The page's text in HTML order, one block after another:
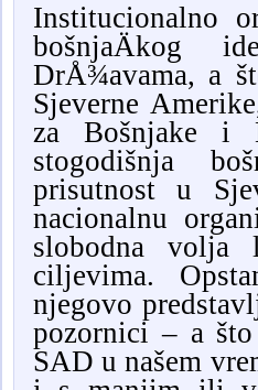
Institucionalno
bošnjaÄkog
DrÅ¾avama, a
Sjeverne
za Bošnjake i
stogodišnja
prisutnost u
nacionalnu
slobodna volja
ciljevima.
njegovo
pozornici–a što
SAD u našem